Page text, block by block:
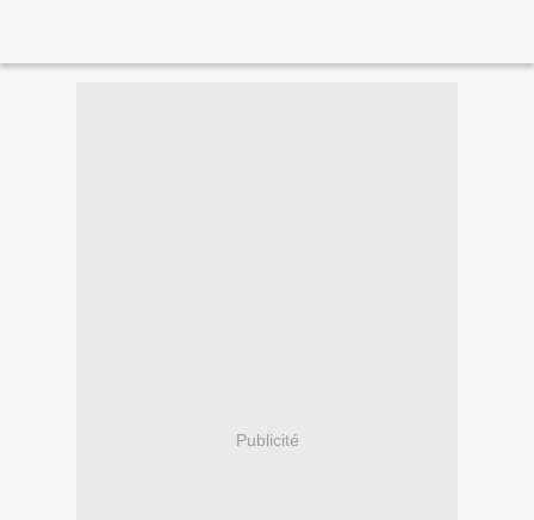
Publicité